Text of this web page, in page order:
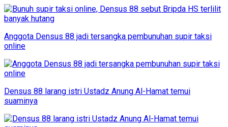
Anggota Densus 88 jadi tersangka pembunuhan supir taksi
online
Densus 88 larang istri Ustadz Anung Al-Hamat temui
suaminya